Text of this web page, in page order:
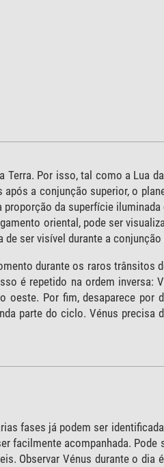
Por isso, tal como a Lua
após a conjunção superior, o
da superfície
oriental, pode ser
ser visível durante a
durante os raros trânsitos
é repetido na ordem inversa:
oeste. Por fim, desaparece por
parte do ciclo. Vénus
fases já podem ser
facilmente acompanhada.
Observar Vénus durante o